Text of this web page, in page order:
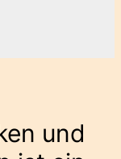
und